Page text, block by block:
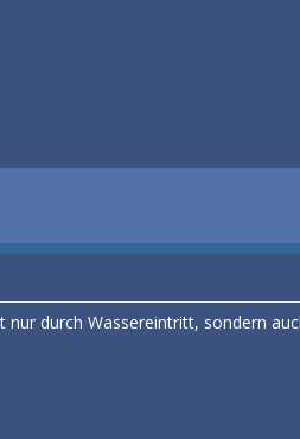
nur durch Wassereintritt, sondern